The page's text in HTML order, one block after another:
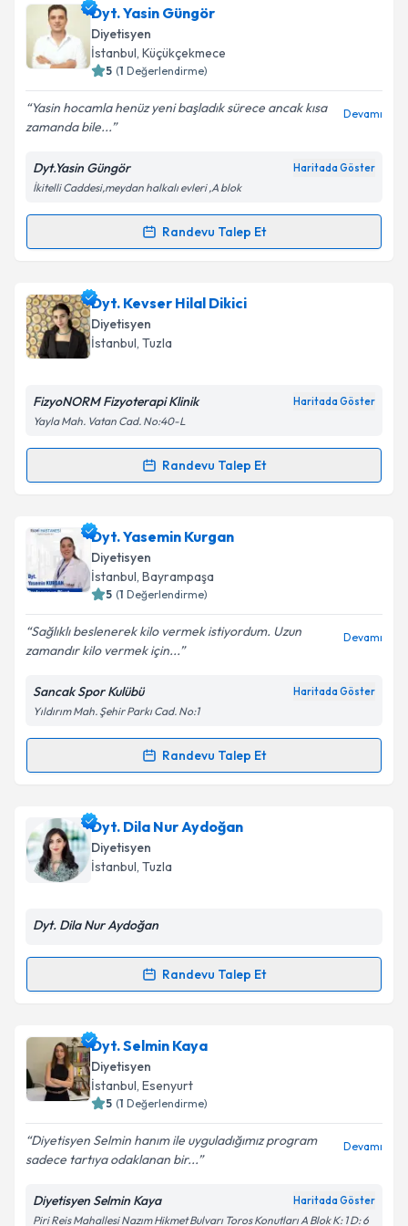
Takvim Talebini Gönder
Uzm. Dyt. İzel Gözübekiçin randevu takvimi talebi
oluşturun. Size bu uzmandan randevu almanız için bir
takvim hazırlandığında e-posta ile bilgilendireceğiz.
E-posta Adresiniz
Kişisel verilerimin işlenmesine ilişkin
Aydınlatma
Metni'ni okudum ve kişisel verilerimin belirtilen
Dyt. Yasin Güngör
Diyetisyen
İstanbul , Küçükçekmece
5 (1 Değerlendirme)
Yasin hocamla henüz yeni başladık sürece ancak kısa
zamanda bile...
Devamı
Dyt.Yasin Güngör Haritada Göster
İkitelli Caddesi,meydan halkalı evleri ,A blok
Randevu Talep Et
Randevu Takvimi Talebi
Dyt. Yasin Güngöriçin randevu takvimi talebi
oluşturun. Size bu uzmandan randevu almanız için bir
takvim hazırlandığında e-posta ile bilgilendireceğiz.
Kişisel verilerimin işlenmesine ilişkin
Metni'ni okudum ve kişisel verilerimin belirtilen
Takvim Talebini Gönder
Dyt. Kevser Hilal Dikici
Diyetisyen
İstanbul , Tuzla
FizyoNORM Fizyoterapi Klinik Haritada Göster
Yayla Mah. Vatan Cad. No:40-L
Randevu Talep Et
Randevu Takvimi Talebi
Dyt. Kevser Hilal Dikiciiçin randevu takvimi talebi
oluşturun. Size bu uzmandan randevu almanız için bir
takvim hazırlandığında e-posta ile bilgilendireceğiz.
E-posta Adresiniz
Kişisel verilerimin işlenmesine ilişkin
Aydınlatma
Metni'ni okudum ve kişisel verilerimin belirtilen
Dyt. Yasemin Kurgan
Diyetisyen
İstanbul , Bayrampaşa
5 (1 Değerlendirme)
Sağlıklı beslenerek kilo vermek istiyordum. Uzun
zamandır kilo vermek için...
Devamı
Sancak Spor Kulübü Haritada Göster
Yıldırım Mah. Şehir Parkı Cad. No:1
Randevu Talep Et
Randevu Takvimi Talebi
Dyt. Yasemin Kurganiçin randevu takvimi talebi
oluşturun. Size bu uzmandan randevu almanız için bir
takvim hazırlandığında e-posta ile bilgilendireceğiz.
Kişisel verilerimin işlenmesine ilişkin
Takvim Talebini Gönder
Dyt. Dila Nur Aydoğan
Diyetisyen
İstanbul , Tuzla
Dyt. Dila Nur Aydoğan
Randevu Talep Et
Randevu Takvimi Talebi
Dyt. Dila Nur Aydoğaniçin randevu takvimi talebi
oluşturun. Size bu uzmandan randevu almanız için bir
takvim hazırlandığında e-posta ile bilgilendireceğiz.
E-posta Adresiniz
Kişisel verilerimin işlenmesine ilişkin
Aydınlatma
Dyt. Selmin Kaya
Diyetisyen
İstanbul , Esenyurt
5 (1 Değerlendirme)
Diyetisyen Selmin hanım ile uyguladığımız program
sadece tartıya odaklanan bir...
Devamı
Diyetisyen Selmin Kaya Haritada Göster
Piri Reis Mahallesi Nazım Hikmet Bulvarı Toros Konutları A Blok K: 1 D: 6